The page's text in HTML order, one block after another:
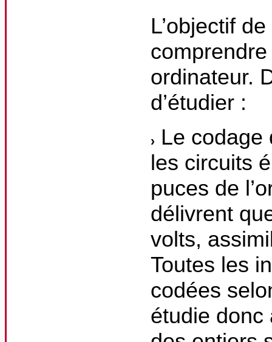
L’objectif
ordinateur.
d’étudier :
Le codage
les circuits
puces de
délivrent
volts,
Toutes les
codées
étudie donc